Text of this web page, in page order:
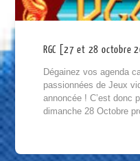
RGC [27 et 28 octobre
Dégainez vos agenda
passionnées de Jeux
annoncée ! C’est donc
dimanche 28 Octobre